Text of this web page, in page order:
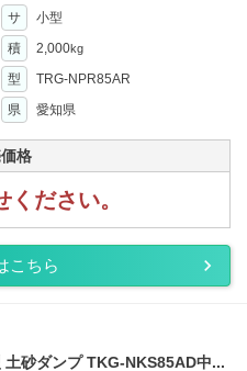
サ
小型
積 2,000kg
型
TRG-NPR85AR
県 愛知県
格
ださい。
こちら
土砂ダンプ TKG-NKS85AD中...